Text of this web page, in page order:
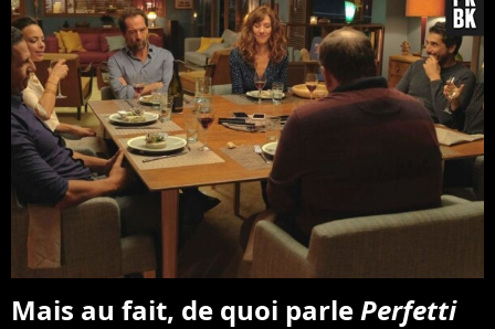
Mais au fait, de quoi parlePerfetti